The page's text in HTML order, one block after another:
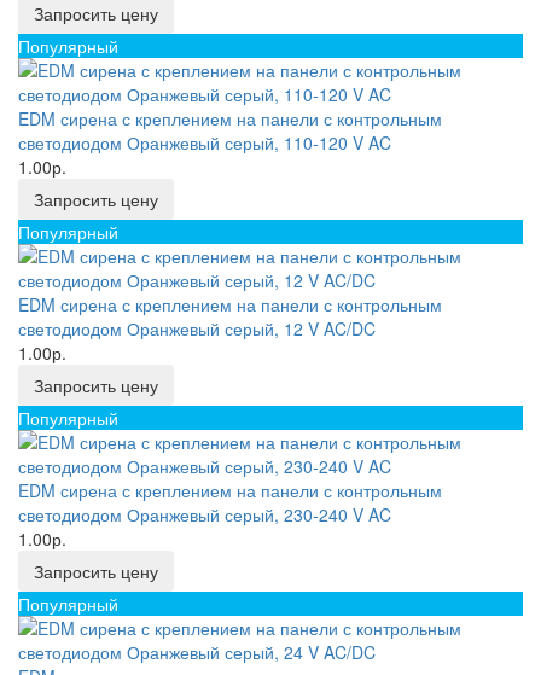
Запросить цену
Популярный
EDM сирена с креплением на панели с контрольным
светодиодом Оранжевый серый, 110-120 V AC
1.00р.
Запросить цену
Популярный
EDM сирена с креплением на панели с контрольным
светодиодом Оранжевый серый, 12 V AC/DC
1.00р.
Запросить цену
Популярный
EDM сирена с креплением на панели с контрольным
светодиодом Оранжевый серый, 230-240 V AC
1.00р.
Запросить цену
Популярный